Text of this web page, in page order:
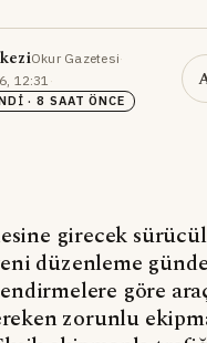
Okur Gazetesi·
12:31 ·
· 8 SAAT ÖNCE
girecek
düzenleme
göre
zorunlu